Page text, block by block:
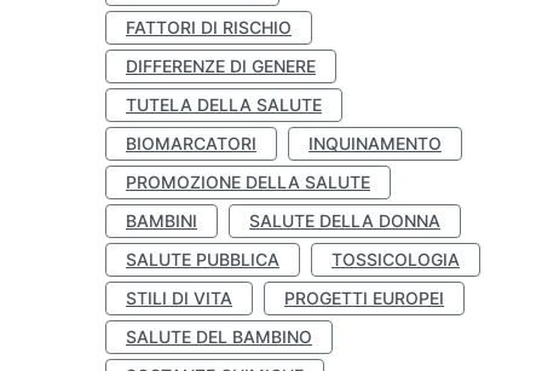
FATTORI DI RISCHIO
DIFFERENZE DI GENERE
TUTELA DELLA SALUTE
BIOMARCATORI
INQUINAMENTO
PROMOZIONE DELLA SALUTE
BAMBINI
SALUTE DELLA DONNA
SALUTE PUBBLICA
TOSSICOLOGIA
STILI DI VITA
PROGETTI EUROPEI
SALUTE DEL BAMBINO